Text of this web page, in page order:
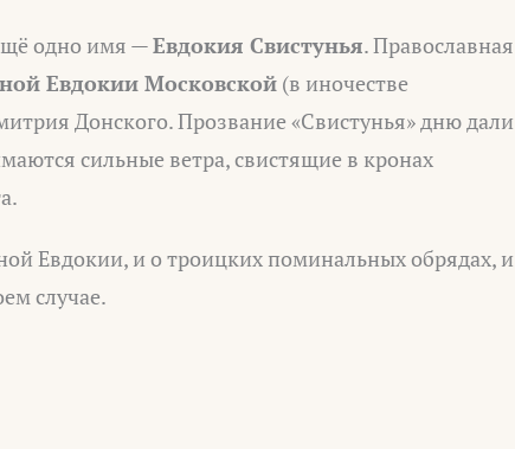
одно имя —Евдокия Свистунья. Православная
Евдокии Московской (в иночестве
Донского. Прозвание «Свистунья» дню дали
сильные ветра, свистящие в кронах
Евдокии, и о троицких поминальных обрядах, и
случае.